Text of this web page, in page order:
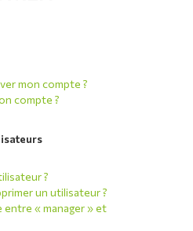
mon compte ?
compte ?
?
un utilisateur ?
« manager » et